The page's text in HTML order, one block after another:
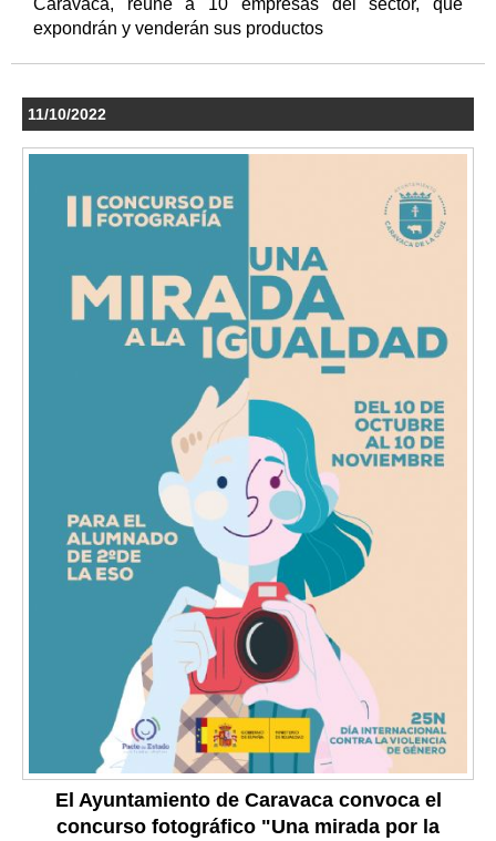
expondrán y venderán sus productos
11/10/2022
El Ayuntamiento de Caravaca convoca el
concurso fotográfico "Una mirada por la